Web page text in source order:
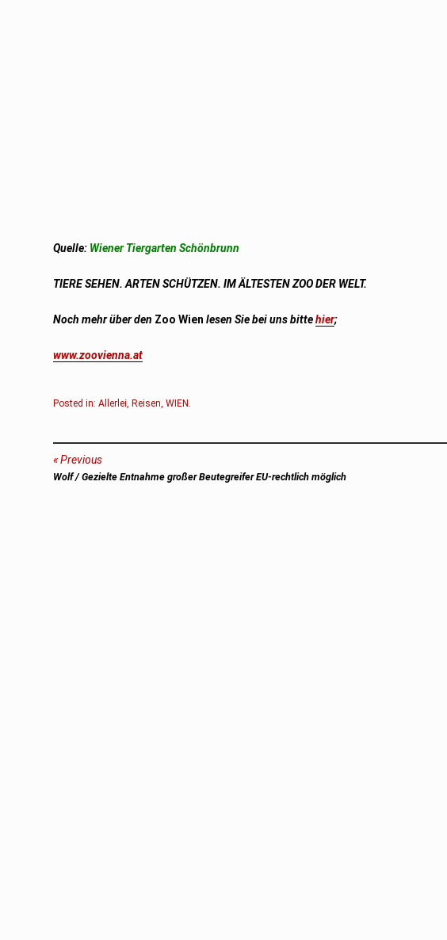
Quelle: Wiener Tiergarten Schönbrunn
TIERE SEHEN. ARTEN SCHÜTZEN. IM ÄLTESTEN ZOO DER WELT.
Noch mehr über den ZooWien lesen Sie bei uns bittehier;
www.zoovienna.at
Posted in:Allerlei ,Reisen ,WIEN
Beitragsnavigation
Previous
Previous
Wolf / Gezielte Entnahme großer Beutegreifer EU-rechtlich möglich